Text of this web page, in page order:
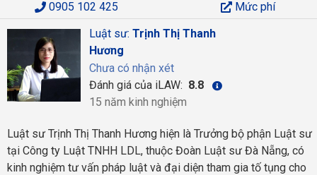
0905 102 425
Mức phí
Luật sư: Trịnh Thị Thanh
Hương
Chưa có nhận xét
Đánh giá của iLAW: 8.8
15 năm kinh nghiệm
Luật sư Trịnh Thị Thanh Hương hiện là Trưởng bộ phận Luật sư
tại Công ty Luật TNHH LDL, thuộc Đoàn Luật sư Đà Nẵng, có
kinh nghiệm tư vấn pháp luật và đại diện tham gia tố tụng cho